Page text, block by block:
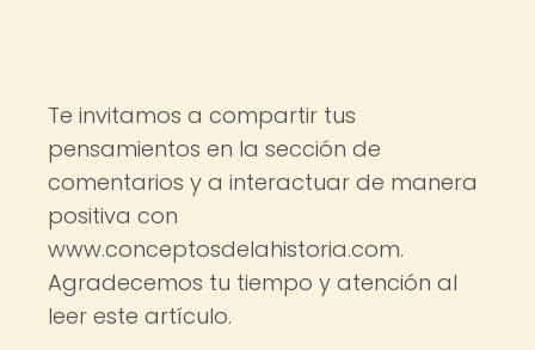
Te invitamos a compartir tus
pensamientos en la sección de
comentarios y a interactuar de manera
positiva con
www.conceptosdelahistoria.com.
Agradecemos tu tiempo y atención al
leer este artículo.